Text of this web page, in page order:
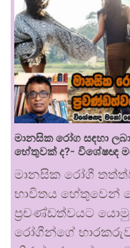
මානසික රෝග සඳහා
හේතුවක් ද?- විශේෂඥ
මානසික රෝගී
භාවිතය හේතුවෙන්
ප්‍රචණ්ඩත්වයට
රෝගීන්ගේ